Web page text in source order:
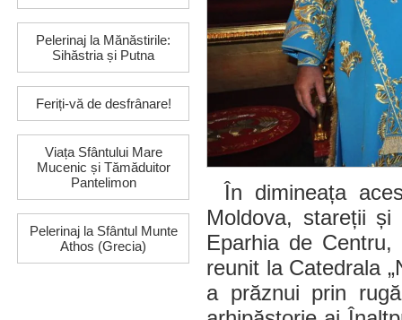
Pelerinaj la Mănăstirile:
Sihăstria și Putna
Feriți-vă de desfrânare!
Viața Sfântului Mare
Mucenic și Tămăduitor
Pantelimon
Pelerinaj la Sfântul Munte
Athos (Grecia)
În dimineața
Moldova, stareții
Eparhia de
reunit la Catedrala
a prăznui prin